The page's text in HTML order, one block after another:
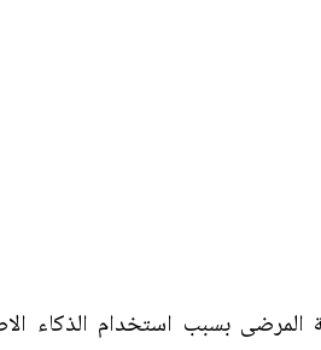
المرضى بسبب استخدام الذكاء